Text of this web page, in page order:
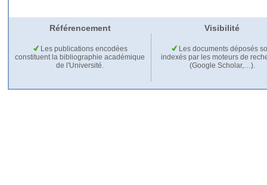
Référencement Visibilité
Les publications encodées
constituent la bibliographie académique
de l'Université.
Les documents déposés
indexés par les moteurs de
(Google Scholar,…).